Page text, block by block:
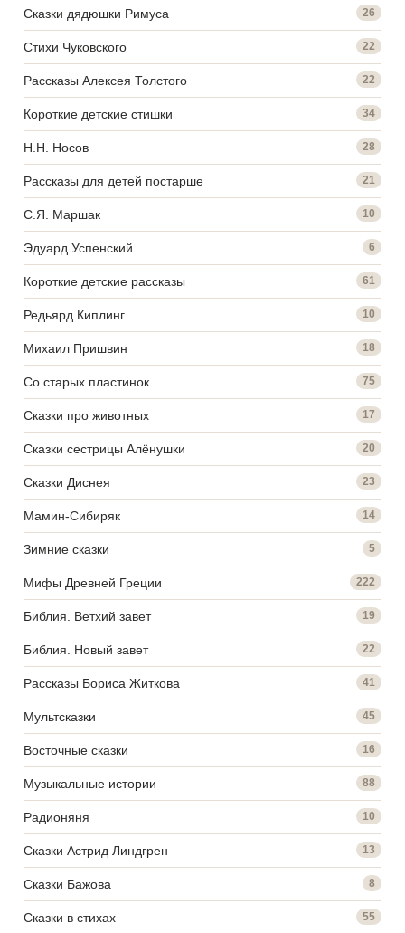
Сказки дядюшки Римуса 26
Стихи Чуковского 22
Рассказы Алексея Толстого 22
Короткие детские стишки 34
Н.Н. Носов 28
Рассказы для детей постарше 21
С.Я. Маршак 10
Эдуард Успенский 6
Короткие детские рассказы 61
Редьярд Киплинг 10
Михаил Пришвин 18
Со старых пластинок 75
Сказки про животных 17
Сказки сестрицы Алёнушки 20
Сказки Диснея 23
Мамин-Сибиряк 14
Зимние сказки 5
Мифы Древней Греции 222
Библия. Ветхий завет 19
Библия. Новый завет 22
Рассказы Бориса Житкова 41
Мультсказки 45
Восточные сказки 16
Музыкальные истории 88
Радионяня 10
Сказки Астрид Линдгрен 13
Сказки Бажова 8
Сказки в стихах 55